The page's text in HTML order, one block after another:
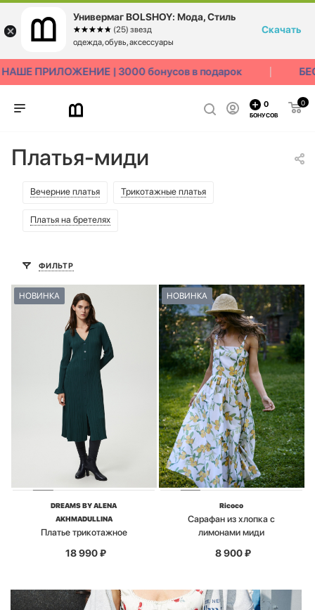
ПРИЛОЖЕНИЕ | 3000 бонусов в подарок
0
0
БОНУСОВ
Платья-миди
Вечерние платья Трикотажные платья
Платья на бретелях
ФИЛЬТР
НОВИНКА
DREAMS BY ALENA
AKHMADULLINA
Платье трикотажное
18 990₽
НОВИНКА
Ricoco
Сарафан из хлопка с
лимонами миди
8 900₽
Универмаг BOLSHOY: Мода, Стиль
☆☆☆☆☆
★★★★★ (25) звезд
одежда, обувь, аксессуары
Скачать